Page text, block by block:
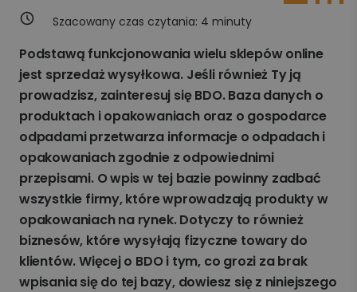
Szacowany czas czytania: 4 minuty
Podstawą funkcjonowania wielu sklepów online
jest sprzedaż wysyłkowa. Jeśli również Ty ją
prowadzisz, zainteresuj się BDO. Baza danych o
produktach i opakowaniach oraz o gospodarce
odpadami przetwarza informacje o odpadach i
opakowaniach zgodnie z odpowiednimi
przepisami. O wpis w tej bazie powinny zadbać
wszystkie firmy, które wprowadzają produkty w
opakowaniach na rynek. Dotyczy to również
biznesów, które wysyłają fizyczne towary do
klientów. Więcej o BDO i tym, co grozi za brak
wpisania się do tej bazy, dowiesz się z niniejszego